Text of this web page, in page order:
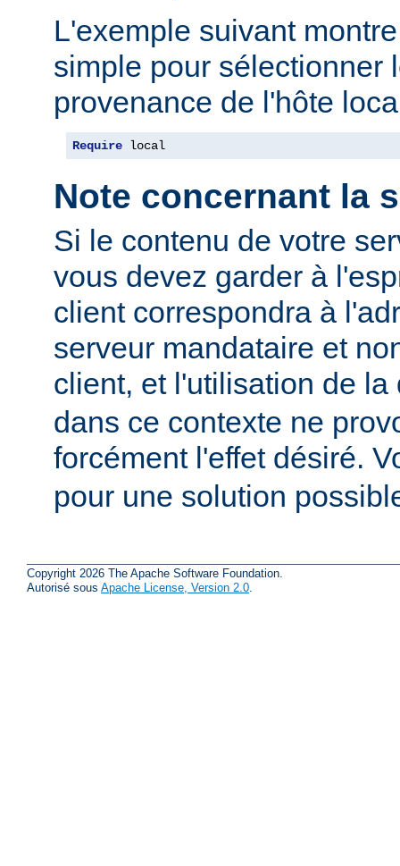
L'exemple suivant
simple pour sélectionner
provenance de l'hôte
Require local
Note concernant la
Si le contenu de votre
vous devez garder à
client correspondra à
serveur mandataire et
client, et l'utilisation de
dans ce contexte ne
forcément l'effet désiré.
pour une solution
Copyright 2026 The Apache Software Foundation.
Autorisé sous Apache License, Version 2.0.